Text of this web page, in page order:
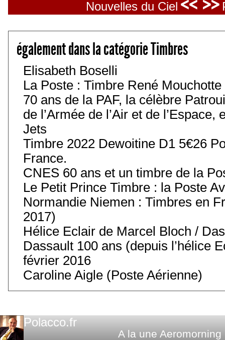
Nouvelles du Ciel << >>
également dans la catégorie Timbres
Elisabeth Boselli
La Poste : Timbre René Mouchotte
70 ans de la PAF, la célèbre
de l’Armée de l’Air et de
Jets
Timbre 2022 Dewoitine D1 5€26
France.
CNES 60 ans et un timbre de la
Le Petit Prince Timbre : la Poste
Normandie Niemen : Timbres en
2017)
Hélice Eclair de Marcel Bloch /
Dassault 100 ans (depuis l’hélice
février 2016
Caroline Aigle (Poste Aérienne)
Polacco.fr
A la une